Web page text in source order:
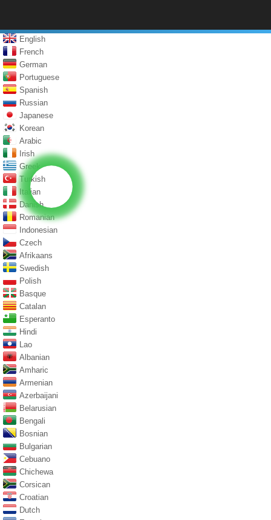
English
French
German
Portuguese
Spanish
Russian
Japanese
Korean
Arabic
Irish
Greek
Turkish
Italian
Danish
Romanian
Indonesian
Czech
Afrikaans
Swedish
Polish
Basque
Catalan
Esperanto
Hindi
Lao
Albanian
Amharic
Armenian
Azerbaijani
Belarusian
Bengali
Bosnian
Bulgarian
Cebuano
Chichewa
Corsican
Croatian
Dutch